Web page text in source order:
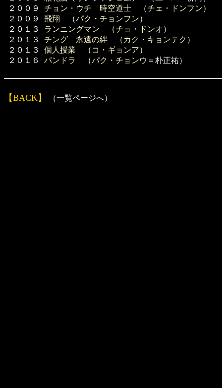
２００９
２００９
２０１３
２０１３
２０１３
２０１６
チョン・ウチ 時空道士 （チェ・ドンフン）
飛翔 （パク・チョンフン）
ランニングマン （チョ・ドンオ）
チング 永遠の絆 （ カク・キョンテク ）
個人授業 （ コ・ギョンア）
パンドラ
（パク・チョンウ ＝朴正祐）
【BACK】 （一覧ページへ）